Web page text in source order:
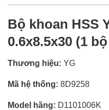
Bộ khoan HSS
0.6x8.5x30 (1
Thương hiệu: YG
Mã hệ thống: 8D9258
Model hãng: D1101006K